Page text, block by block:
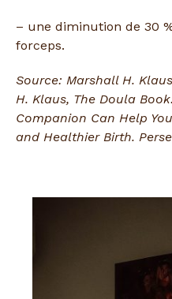
– une diminution de 30
forceps.
Source: Marshall H.
H. Klaus, The Doula
Companion Can Help
and Healthier Birth.